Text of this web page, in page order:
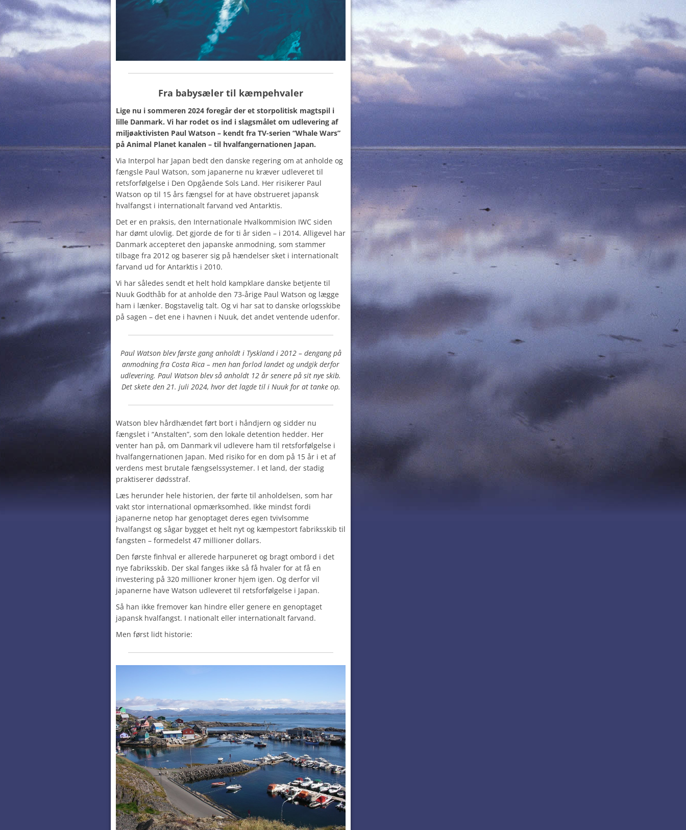
Fra babysæler til kæmpehvaler
Lige nu i sommeren 2024 foregår der et storpolitisk magtspil i
lille Danmark. Vi har rodet os ind i slagsmålet om udlevering af
miljøaktivisten Paul Watson – kendt fra TV-serien “Whale Wars”
på Animal Planet kanalen – til hvalfangernationen Japan.
Via Interpol har Japan bedt den danske regering om at anholde og
fængsle Paul Watson, som japanerne nu kræver udleveret til
retsforfølgelse i Den Opgående Sols Land. Her risikerer Paul
Watson op til 15 års fængsel for at have obstrueret japansk
hvalfangst i internationalt farvand ved Antarktis.
Det er en praksis, den Internationale Hvalkommision IWC siden
har dømt ulovlig. Det gjorde de for ti år siden – i 2014. Alligevel har
Danmark accepteret den japanske anmodning, som stammer
tilbage fra 2012 og baserer sig på hændelser sket i internationalt
farvand ud for Antarktis i 2010.
Vi har således sendt et helt hold kampklare danske betjente til
Nuuk Godthåb for at anholde den 73-årige Paul Watson og lægge
ham i lænker. Bogstavelig talt. Og vi har sat to danske orlogsskibe
på sagen – det ene i havnen i Nuuk, det andet ventende udenfor.
Paul Watson blev første gang anholdt i Tyskland i 2012 – dengang på
anmodning fra Costa Rica – men han forlod landet og undgik derfor
udlevering. Paul Watson blev så anholdt 12 år senere på sit nye skib.
Det skete den 21. juli 2024, hvor det lagde til i Nuuk for at tanke op.
Watson blev hårdhændet ført bort i håndjern og sidder nu
fængslet i “Anstalten”, som den lokale detention hedder. Her
venter han på, om Danmark vil udlevere ham til retsforfølgelse i
hvalfangernationen Japan. Med risiko for en dom på 15 år i et af
verdens mest brutale fængselssystemer. I et land, der stadig
praktiserer dødsstraf.
Læs herunder hele historien, der førte til anholdelsen, som har
vakt stor international opmærksomhed. Ikke mindst fordi
japanerne netop har genoptaget deres egen tvivlsomme
hvalfangst og sågar bygget et helt nyt og kæmpestort fabriksskib til
fangsten – formedelst 47 millioner dollars.
Den første finhval er allerede harpuneret og bragt ombord i det
nye fabriksskib. Der skal fanges ikke så få hvaler for at få en
investering på 320 millioner kroner hjem igen. Og derfor vil
japanerne have Watson udleveret til retsforfølgelse i Japan.
Så han ikke fremover kan hindre eller genere en genoptaget
japansk hvalfangst. I nationalt eller internationalt farvand.
Men først lidt historie: